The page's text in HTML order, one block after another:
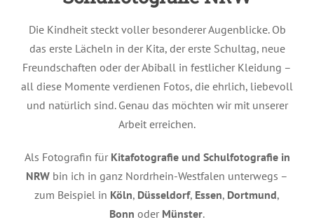
Die Kindheit steckt voller besonderer Augenblicke. Ob
das erste Lächeln in der Kita, der erste Schultag, neue
Freundschaften oder der Abiball in festlicher Kleidung –
all diese Momente verdienen Fotos, die ehrlich, liebevoll
und natürlich sind. Genau das möchten wir mit unserer
Arbeit erreichen.
Als Fotografin für Kitafotografie und Schulfotografie in
NRW bin ich in ganz Nordrhein-Westfalen unterwegs –
zum Beispiel in Köln, Düsseldorf, Essen, Dortmund,
Bonn oder Münster.